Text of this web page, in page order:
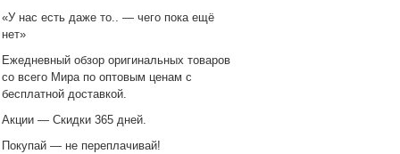
«У нас есть даже то.. — чего пока ещё
нет»
Ежедневный обзор оригинальных товаров
со всего Мира по оптовым ценам с
бесплатной доставкой.
Акции — Скидки 365 дней.
Покупай — не переплачивай!